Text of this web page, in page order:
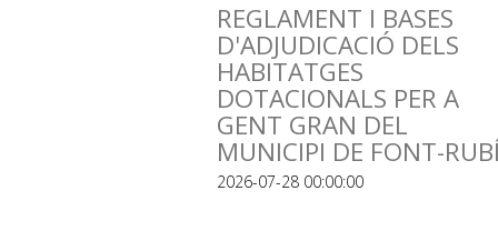
REGLAMENT I BASES
D'ADJUDICACIÓ DELS
HABITATGES
DOTACIONALS PER A
GENT GRAN DEL
MUNICIPI DE FONT-
2026-07-28 00:00:00